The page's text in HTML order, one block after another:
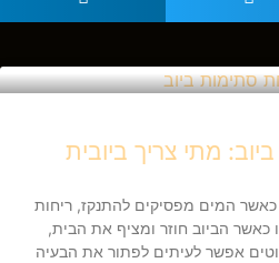
מתי צריך ביובית
המים מפסיקים להתנקז, ריחות
כאשר הביוב חוזר ומציף את הבית,
אפשר לעיתים לפתור את הבעיה